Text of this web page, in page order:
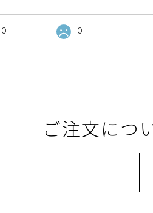
0 0
ご注文につ